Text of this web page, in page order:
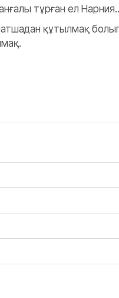
тұрған ел Нарния.
құтылмақ